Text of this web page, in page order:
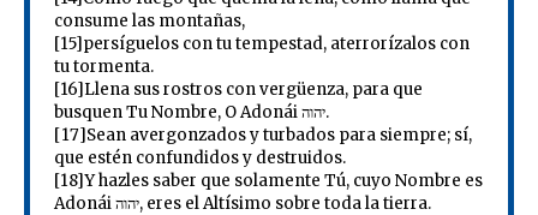
consume las montañas,
[15]persíguelos con tu tempestad, aterrorízalos con
tu tormenta.
[16]Llena sus rostros con vergüenza, para que
busquen Tu Nombre, O Adonái יהוה.
[17]Sean avergonzados y turbados para siempre; sí,
que estén confundidos y destruidos.
[18]Y hazles saber que solamente Tú, cuyo Nombre es
Adonái יהוה, eres el Altísimo sobre toda la tierra.